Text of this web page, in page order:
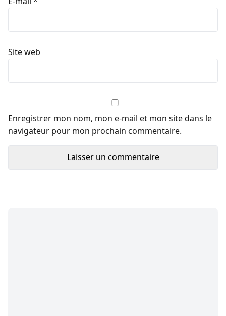
Site web
Enregistrer mon nom, mon e-mail et mon site dans le
navigateur pour mon prochain commentaire.